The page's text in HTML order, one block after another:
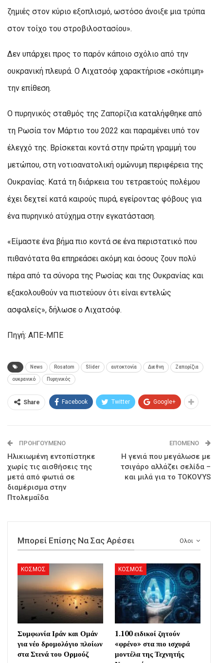
ζημιές στον κύριο εξοπλισμό, ωστόσο άνοιξε μια τρύπα
στον τοίχο του στροβιλοστασίου».
Δεν υπάρχει προς το παρόν κάποιο σχόλιο από την
ουκρανική πλευρά. Ο Λιχατσόφ χαρακτήρισε «σκόπιμη»
την επίθεση.
Ο πυρηνικός σταθμός της Ζαπορίζια καταλήφθηκε από
τη Ρωσία τον Μάρτιο του 2022 και παραμένει υπό τον
έλεγχό της. Βρίσκεται κοντά στην πρώτη γραμμή του
μετώπου, στη νοτιοανατολική ομώνυμη περιφέρεια της
Ουκρανίας. Κατά τη διάρκεια του τετραετούς πολέμου
έχει δεχτεί κατά καιρούς πυρά, εγείροντας φόβους για
ένα πυρηνικό ατύχημα στην εγκατάσταση.
«Είμαστε ένα βήμα πιο κοντά σε ένα περιστατικό που
πιθανότατα θα επηρεάσει ακόμη και όσους ζουν πολύ
πέρα από τα σύνορα της Ρωσίας και της Ουκρανίας και
εξακολουθούν να πιστεύουν ότι είναι εντελώς
ασφαλείς», δήλωσε ο Λιχατσόφ.
Πηγή: ΑΠΕ-ΜΠΕ
News Rosatom Slider αυτοκτονία Διεθνη Ζαπορίζια
ουκρανικό Πυρηνικός
Share Facebook Twitter Google+
ΠΡΟΗΓΟΎΜΕΝΟ
Ηλικιωμένη εντοπίστηκε
χωρίς τις αισθήσεις της
μετά από φωτιά σε
διαμέρισμα στην
Πτολεμαΐδα
ΕΠΌΜΕΝΟ
Η γενιά που μεγάλωσε με
τσιγάρο αλλάζει σελίδα –
και μιλά για το TOKOVYS
Ολοι
Μπορεί Επίσης Να Σας Αρέσει
ΚΟΣΜΟΣ
Συμφωνία Ιράν και Ομάν
για νέο δρομολόγιο πλοίων
στα Στενά του Ορμούζ
ΚΟΣΜΟΣ
1.100 ειδικοί ζητούν
«φρένο» στα πιο ισχυρά
μοντέλα της Τεχνητής